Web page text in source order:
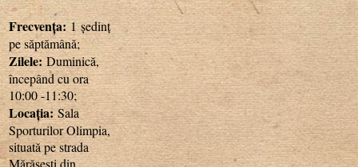
Frecvența:1 ședință
pe săptămână;
Zilele:Duminică,
începând cu ora
10:00 -11:30;
Locația:Sala
Sporturilor Olimpia,
situată pe strada
Mărășești din